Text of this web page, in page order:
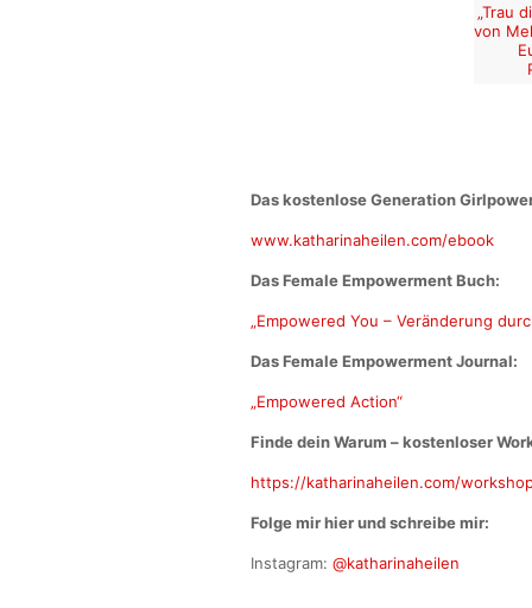
„Trau
von
Das kostenlose Generation
www.katharinaheilen.com/ebook
Das Female Empowerment Buch:
„Empowered You – Veränderung
Das Female Empowerment Journal:
„Empowered Action“
Finde dein Warum – kostenloser
https://katharinaheilen.com/
Folge mir hier und schreibe mir:
Instagram: @katharinaheilen